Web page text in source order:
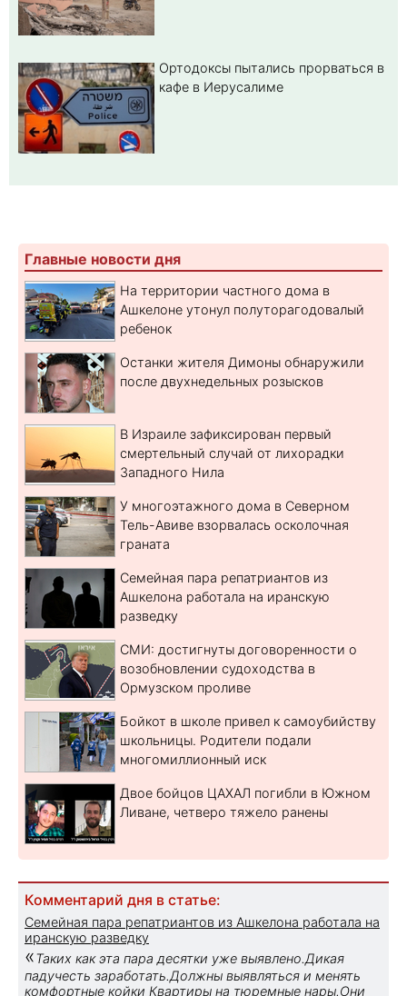
Ортодоксы пытались прорваться в
кафе в Иерусалиме
Главные новости дня
На территории частного дома в
Ашкелоне утонул полуторагодовалый
ребенок
Останки жителя Димоны обнаружили
после двухнедельных розысков
В Израиле зафиксирован первый
смертельный случай от лихорадки
Западного Нила
У многоэтажного дома в Северном
Тель-Авиве взорвалась осколочная
граната
Семейная пара репатриантов из
Ашкелона работала на иранскую
разведку
СМИ: достигнуты договоренности о
возобновлении судоходства в
Ормузском проливе
Бойкот в школе привел к самоубийству
школьницы. Родители подали
многомиллионный иск
Двое бойцов ЦАХАЛ погибли в Южном
Ливане, четверо тяжело ранены
Комментарий дня в статье:
Семейная пара репатриантов из Ашкелона работала на
иранскую разведку
«Таких как эта пара десятки уже выявлено.Дикая
падучесть заработать.Должны выявляться и менять
комфортные койки Квартиры на тюремные нары.Они